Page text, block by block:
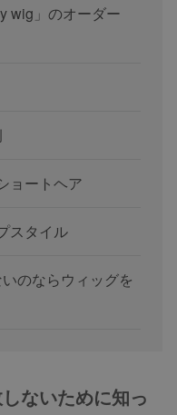
wig」のオーダー
ョートヘア
スタイル
のならウィッグを
ないために知っ